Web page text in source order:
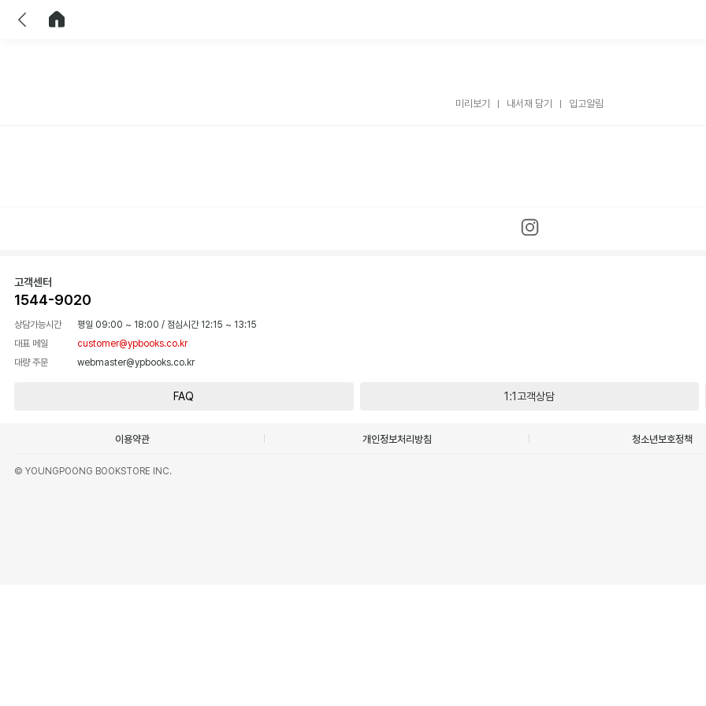
미리보기 내서재 담기 입고알림
고객센터
1544-9020
상담가능시간 평일 09:00 ~ 18:00 / 점심시간 12:15 ~ 13:15
대표 메일
customer@ypbooks.co.kr
대량 주문
webmaster@ypbooks.co.kr
FAQ 1:1고객상담
이용약관 개인정보처리방침 청소년보호정책
© YOUNGPOONG BOOKSTORE INC.